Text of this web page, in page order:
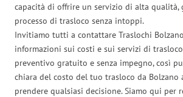
capacità di offrire un servizio di alta qualità,
processo di trasloco senza intoppi.
Invitiamo tutti a contattare Traslochi
informazioni sui costi e sui servizi di
preventivo gratuito e senza impegno, così
chiara del costo del tuo trasloco da Bolzano
prendere qualsiasi decisione. Siamo qui per